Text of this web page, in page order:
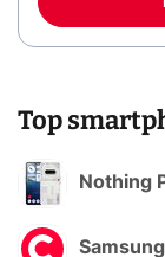
Top
Nothing